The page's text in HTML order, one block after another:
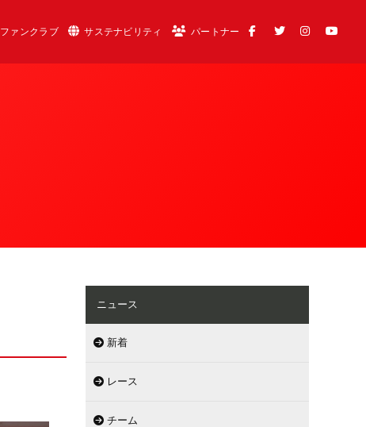
ファンクラブ サステナビリティ パートナー
ニュース
新着
レース
チーム